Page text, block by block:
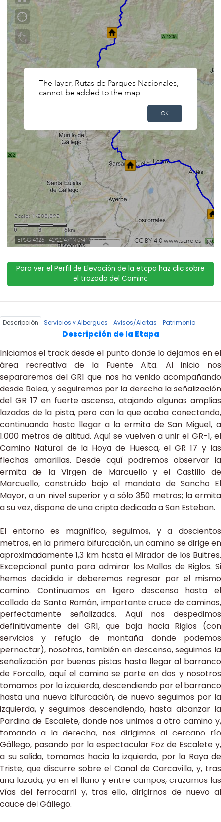
Para ver el Perfil de Elevación de la etapa haz clic sobre
el trazado del Camino
Descripción Servicios y Albergues Avisos/Alertas Patrimonio
Descripción de la Etapa
Iniciamos el track desde el punto donde lo dejamos en el
área recreativa de la Fuente Alta. Al inicio nos
separaremos del GR1 que nos ha venido acompañando
desde Bolea, y seguiremos por la derecha la señalización
del GR 17 en fuerte ascenso, atajando algunas amplias
lazadas de la pista, pero con la que acaba conectando,
continuando hasta llegar a la ermita de San Miguel, a
1.000 metros de altitud. Aquí se vuelven a unir el GR-1, el
Camino Natural de la Hoya de Huesca, el GR 17 y las
flechas amarillas. Desde aquí podremos observar la
ermita de la Virgen de Marcuello y el Castillo de
Marcuello, construido bajo el mandato de Sancho El
Mayor, a un nivel superior y a sólo 350 metros; la ermita
a su vez, dispone de una cripta dedicada a San Esteban.
El entorno es magnífico, seguimos, y a doscientos
metros, en la primera bifurcación, un camino se dirige en
aproximadamente 1,3 km hasta el Mirador de los Buitres.
Excepcional punto para admirar los Mallos de Riglos. Si
hemos decidido ir deberemos regresar por el mismo
camino. Continuamos en ligero descenso hasta el
collado de Santo Román, importante cruce de caminos,
perfectamente señalizados. Aquí nos despedimos
definitivamente del GR1, que baja hacia Riglos (con
servicios y refugio de montaña donde podemos
pernoctar), nosotros, también en descenso, seguimos la
señalización por buenas pistas hasta llegar al barranco
de Forcallo, aquí el camino se parte en dos y nosotros
tomamos por la izquierda, descendiendo por el barranco
hasta una nueva bifurcación, de nuevo seguimos por la
izquierda, y seguimos descendiendo, hasta alcanzar la
Pardina de Escalete, donde nos unimos a otro camino y,
tomando a la derecha, nos dirigimos al cercano río
Gállego, pasando por la espectacular Foz de Escalete y,
a su salida, tomamos hacia la izquierda, por la Raya de
Triste, que discurre sobre el Canal de Carcavilla, y, tras
una lazada, ya en el llano y entre campos, cruzamos las
vías del ferrocarril y, tras ello, dirigirnos de nuevo al
cauce del Gállego.